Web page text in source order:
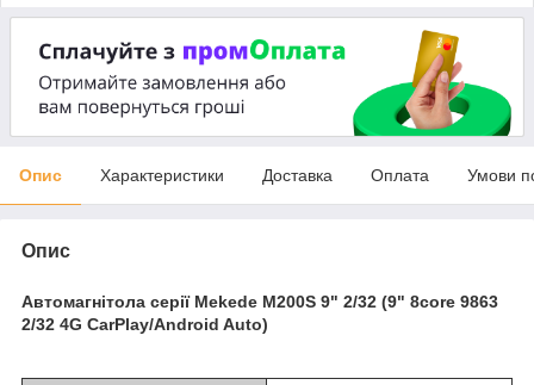
Опис Характеристики Доставка Оплата Умови
Опис
Автомагнітола серії Mekede M200S 9" 2/32 (9" 8core 9863
2/32 4G CarPlay/Android Auto)